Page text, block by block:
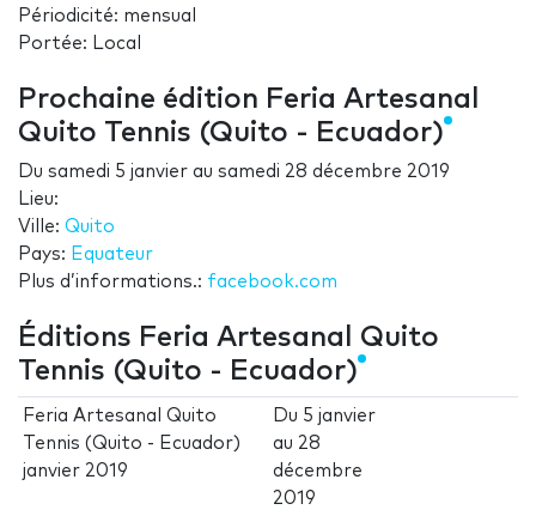
Périodicité: mensual
Portée: Local
Prochaine édition Feria Artesanal
Quito Tennis (Quito - Ecuador)
Du samedi 5 janvier au samedi 28 décembre 2019
Lieu:
Ville: Quito
Pays: Equateur
Plus d’informations.: facebook.com
Éditions Feria Artesanal Quito
Tennis (Quito - Ecuador)
Feria Artesanal Quito
Tennis (Quito - Ecuador)
janvier 2019
Du 5 janvier
au 28
décembre
2019